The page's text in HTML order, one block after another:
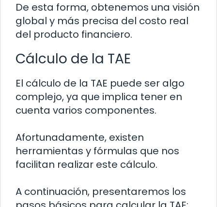
De esta forma, obtenemos una visión
global y más precisa del costo real
del producto financiero.
Cálculo de la TAE
El cálculo de la TAE puede ser algo
complejo, ya que implica tener en
cuenta varios componentes.
Afortunadamente, existen
herramientas y fórmulas que nos
facilitan realizar este cálculo.
A continuación, presentaremos los